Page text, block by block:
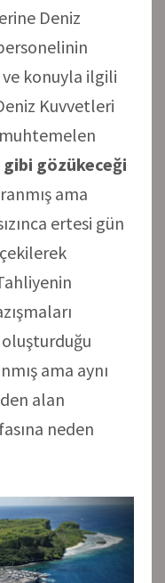
Deniz
konuyla ilgili
Kuvvetleri
muhtemelen
gibi gözükeceği
ama
ertesi gün
oluşturduğu
ama aynı
alan
neden